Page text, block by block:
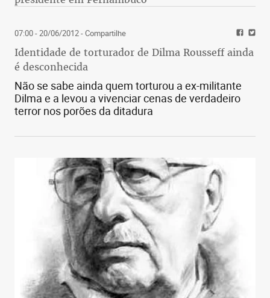
07:00 - 20/06/2012- Compartilhe
Identidade de torturador de Dilma Rousseff ainda
é desconhecida
Não se sabe ainda quem torturou a ex-militante
Dilma e a levou a vivenciar cenas de verdadeiro
terror nos porões da ditadura